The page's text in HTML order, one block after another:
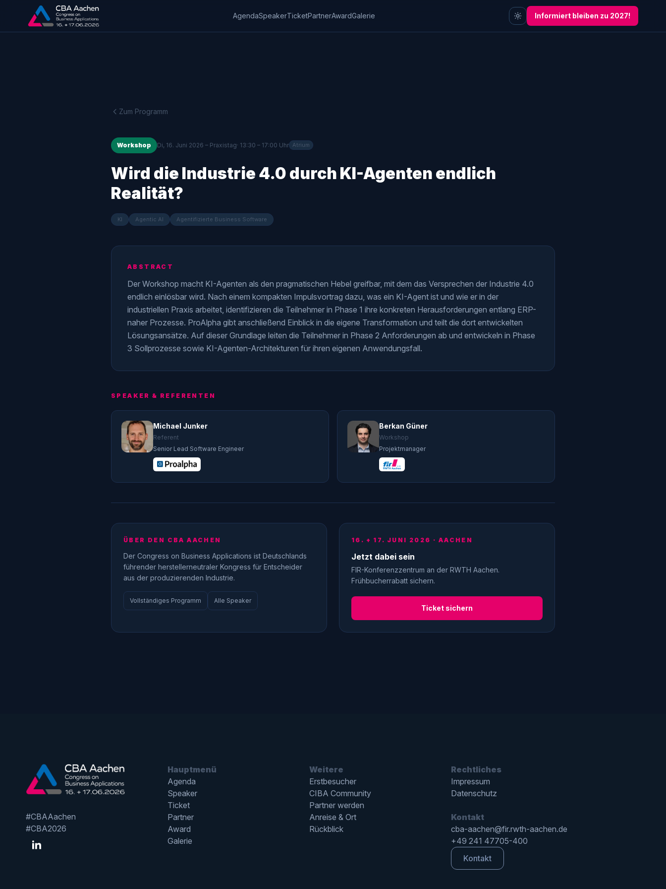
AgendaSpeakerTicketPartnerAwardGalerie Informiert bleiben zu 2027!
Zum Programm
Workshop Di, 16. Juni 2026 – Praxistag· 13:30 – 17:00 Uhr Atrium
Wird die Industrie 4.0 durch KI-Agenten endlich
Realität?
KI Agentic AI Agentifizierte Business Software
ABSTRACT
Der Workshop macht KI-Agenten als den pragmatischen Hebel greifbar, mit dem das Versprechen der Industrie 4.0
endlich einlösbar wird. Nach einem kompakten Impulsvortrag dazu, was ein KI-Agent ist und wie er in der
industriellen Praxis arbeitet, identifizieren die Teilnehmer in Phase 1 ihre konkreten Herausforderungen entlang ERP-
naher Prozesse. ProAlpha gibt anschließend Einblick in die eigene Transformation und teilt die dort entwickelten
Lösungsansätze. Auf dieser Grundlage leiten die Teilnehmer in Phase 2 Anforderungen ab und entwickeln in Phase
3 Sollprozesse sowie KI-Agenten-Architekturen für ihren eigenen Anwendungsfall.
SPEAKER & REFERENTEN
Michael Junker
Referent
Senior Lead Software Engineer
Berkan Güner
Workshop
Projektmanager
ÜBER DEN CBA AACHEN
Der Congress on Business Applications ist Deutschlands
führender herstellerneutraler Kongress für Entscheider
aus der produzierenden Industrie.
Vollständiges Programm Alle Speaker
16. + 17. JUNI 2026 · AACHEN
Jetzt dabei sein
FIR-Konferenzzentrum an der RWTH Aachen.
Frühbucherrabatt sichern.
Ticket sichern
#CBAAachen
#CBA2026
Hauptmenü
Agenda
Speaker
Ticket
Partner
Award
Galerie
Weitere
Erstbesucher
CIBA Community
Partner werden
Anreise & Ort
Rückblick
Rechtliches
Impressum
Datenschutz
Kontakt
cba-aachen@fir.rwth-aachen.de
+49 241 47705-400
Kontakt